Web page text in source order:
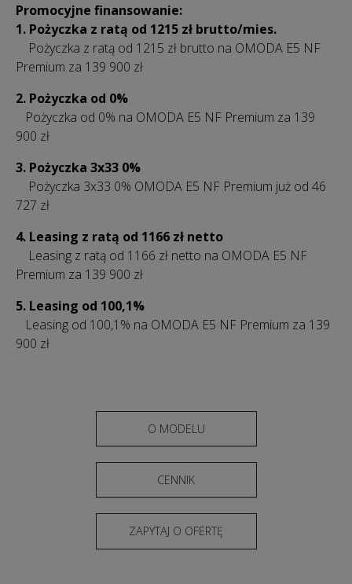
Promocyjne finansowanie:
1. Pożyczka z ratą od 1215 zł brutto/mies.
Pożyczka z ratą od 1215 zł brutto na OMODA E5 NF
Premium za 139 900 zł
2. Pożyczka od 0%
Pożyczka od 0% na OMODA E5 NF Premium za 139
900 zł
3. Pożyczka 3x33 0%
Pożyczka 3x33 0% OMODA E5 NF Premium już od 46
727 zł
4. Leasing z ratą od 1166 zł netto
Leasing z ratą od 1166 zł netto na OMODA E5 NF
Premium za 139 900 zł
5. Leasing od 100,1%
Leasing od 100,1% na OMODA E5 NF Premium za 139
900 zł
O MODELU
CENNIK
ZAPYTAJ O OFERTĘ